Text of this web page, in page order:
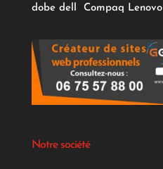
dobe dell Compaq Lenovo
Notre société